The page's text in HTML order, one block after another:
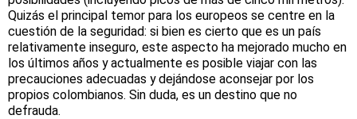
Quizás el principal temor para los europeos se centre en la
cuestión de la seguridad: si bien es cierto que es un país
relativamente inseguro, este aspecto ha mejorado mucho en
los últimos años y actualmente es posible viajar con las
precauciones adecuadas y dejándose aconsejar por los
propios colombianos. Sin duda, es un destino que no
defrauda.